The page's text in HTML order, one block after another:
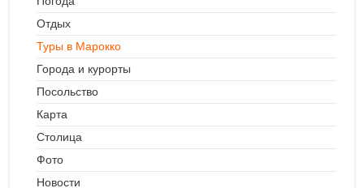
Отдых
Туры в Марокко
Города и курорты
Посольство
Карта
Столица
Фото
Новости